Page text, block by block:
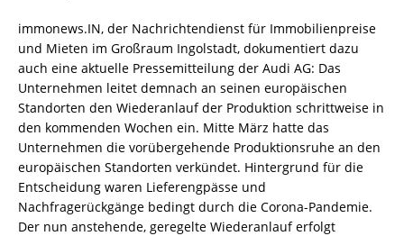
immonews.IN, der Nachrichtendienst für Immobilienpreise
und Mieten im Großraum Ingolstadt, dokumentiert dazu
auch eine aktuelle Pressemitteilung der Audi AG: Das
Unternehmen leitet demnach an seinen europäischen
Standorten den Wiederanlauf der Produktion schrittweise in
den kommenden Wochen ein. Mitte März hatte das
Unternehmen die vorübergehende Produktionsruhe an den
europäischen Standorten verkündet. Hintergrund für die
Entscheidung waren Lieferengpässe und
Nachfragerückgänge bedingt durch die Corona-Pandemie.
Der nun anstehende, geregelte Wiederanlauf erfolgt